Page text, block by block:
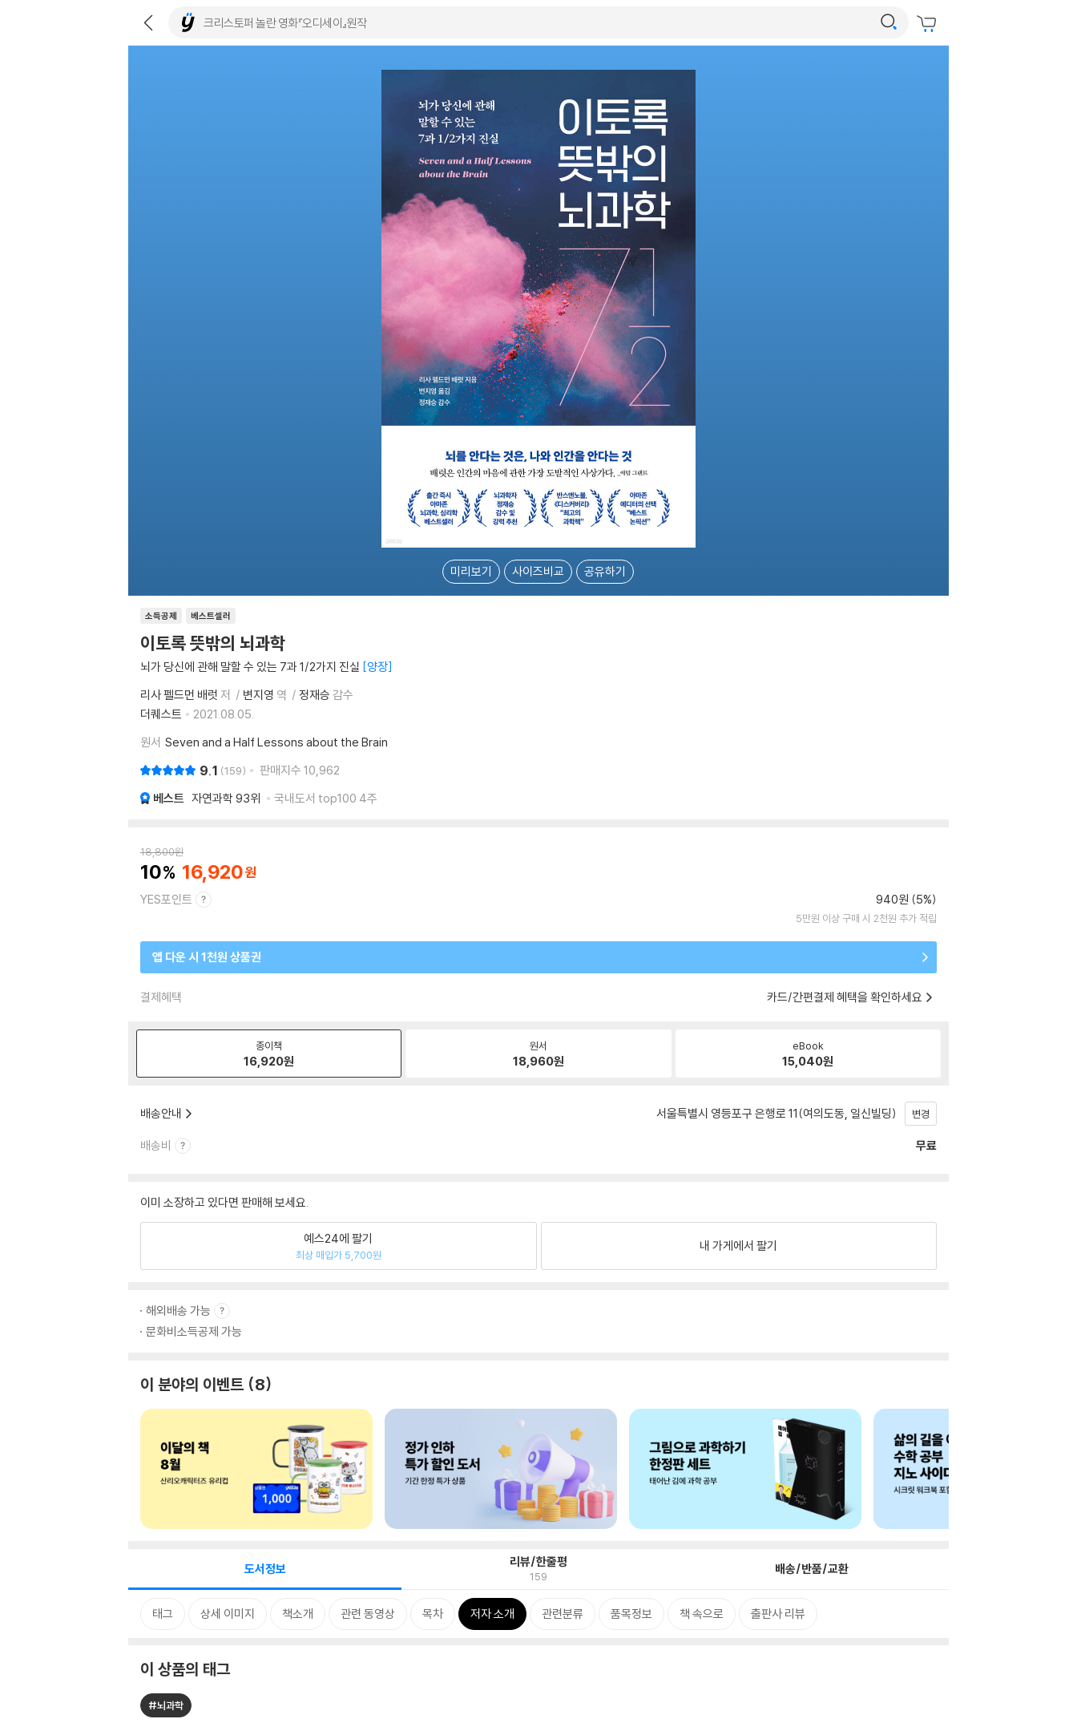
미리보기 사이즈비교 공유하기
소득공제 베스트셀러
이토록 뜻밖의 뇌과학
뇌가 당신에 관해 말할 수 있는 7과 1/2가지 진실 양장
리사 펠드먼 배럿 저 변지영 역 정재승 감수
더퀘스트
2021.08.05.
원서 Seven and a Half Lessons about the Brain
9.1 159 판매지수 10,962
베스트 자연과학 93위 국내도서 top100 4주
18,800원
10 16,920
YES포인트 940원 (5%)
5만원 이상 구매 시 2천원 추가 적립
앱 다운 시 1천원 상품권
결제혜택 카드/간편결제 혜택을 확인하세요
종이책
16,920원
원서
18,960원
eBook
15,040원
배송안내 서울특별시 영등포구 은행로 11(여의도동, 일신빌딩) 변경
배송비 무료
이미 소장하고 있다면 판매해 보세요.
예스24에 팔기
최상 매입가 5,700원
내 가게에서 팔기
해외배송 가능
문화비소득공제 가능
이 분야의 이벤트 8
도서정보 리뷰/한줄평
159 배송/반품/교환
태그 상세 이미지 책소개 관련 동영상 목차 저자 소개 관련분류 품목정보 책 속으로 출판사 리뷰
이 상품의 태그
#뇌과학